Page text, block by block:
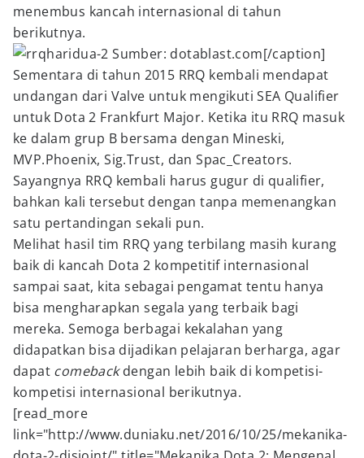
menembus kancah internasional di tahun
berikutnya.
Sumber: dotablast.com[/caption]
Sementara di tahun 2015 RRQ kembali mendapat
undangan dari Valve untuk mengikuti SEA Qualifier
untuk Dota 2 Frankfurt Major. Ketika itu RRQ masuk
ke dalam grup B bersama dengan Mineski,
MVP.Phoenix, Sig.Trust, dan Spac_Creators.
Sayangnya RRQ kembali harus gugur di qualifier,
bahkan kali tersebut dengan tanpa memenangkan
satu pertandingan sekali pun.
Melihat hasil tim RRQ yang terbilang masih kurang
baik di kancah Dota 2 kompetitif internasional
sampai saat, kita sebagai pengamat tentu hanya
bisa mengharapkan segala yang terbaik bagi
mereka. Semoga berbagai kekalahan yang
didapatkan bisa dijadikan pelajaran berharga, agar
dapat comebackdengan lebih baik di kompetisi-
kompetisi internasional berikutnya.
[read_more
link="http://www.duniaku.net/2016/10/25/mekanika-